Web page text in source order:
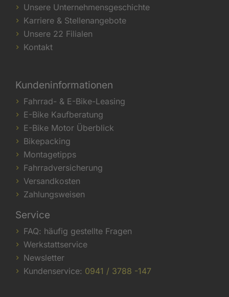
Unsere Unternehmensgeschichte
Karriere & Stellenangebote
Unsere 22 Filialen
Kontakt
Kundeninformationen
Fahrrad- & E-Bike-Leasing
E-Bike Kaufberatung
E-Bike Motor Überblick
Bikepacking
Montagetipps
Fahrradversicherung
Versandkosten
Zahlungsweisen
Service
FAQ: häufig gestellte Fragen
Werkstattservice
Newsletter
Kundenservice: 0941 / 3788 -147